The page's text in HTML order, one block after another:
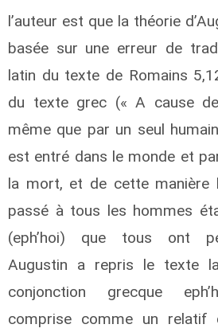
l’auteur est que la théorie
basée sur une erreur de
latin du texte de Romains
du texte grec (« A cause
même que par un seul
est entré dans le monde et
la mort, et de cette manière
passé à tous les hommes
(eph’hoi) que tous ont
Augustin a repris le texte
conjonction grecque
comprise comme un relatif